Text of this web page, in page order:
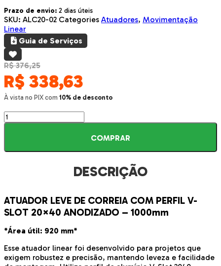
Prazo de envio: 2 dias úteis
SKU: ALC20-02 Categories Atuadores, Movimentação
Linear
Guia de Serviços
R$ 376,25
R$ 338,63
À vista no PIX com 10% de desconto
Atuador
Leve
com
Anodizado
1000mm
quantidade
COMPRAR
DESCRIÇÃO
ATUADOR LEVE DE CORREIA COM PERFIL V-
SLOT 20×40 ANODIZADO – 1000mm
*Área útil: 920 mm*
Esse atuador linear foi desenvolvido para projetos que
exigem robustez e precisão, mantendo leveza e facilidade